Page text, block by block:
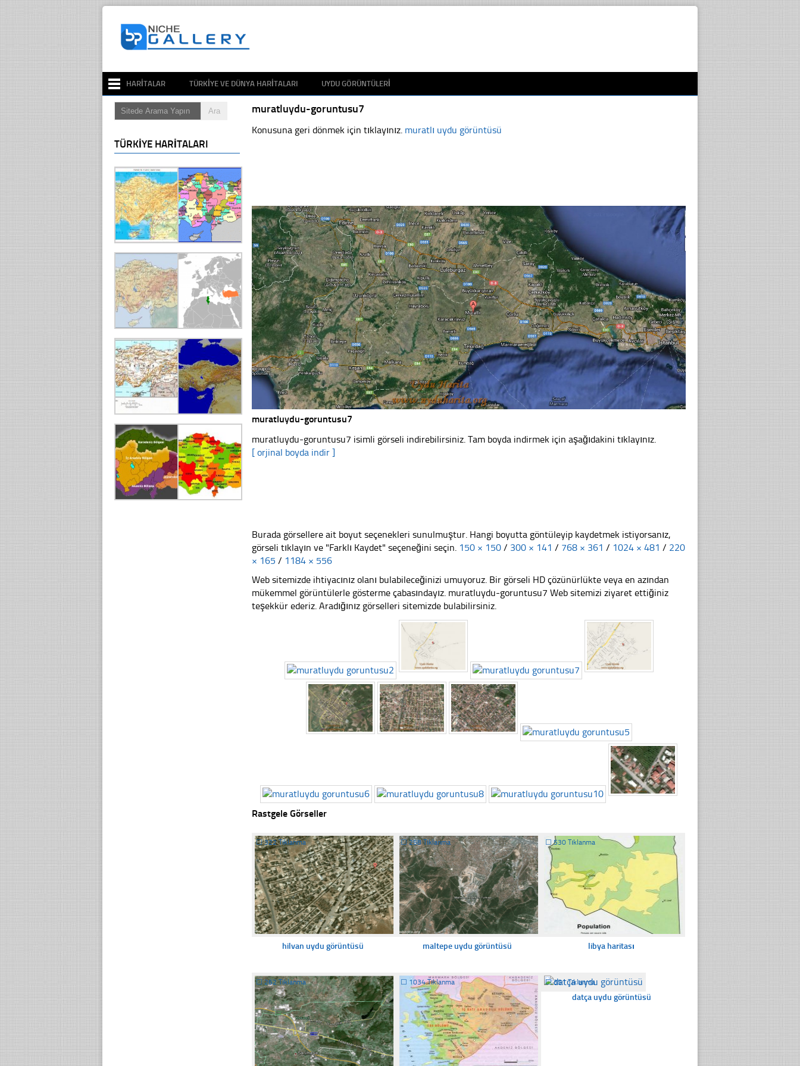
HARITALAR TÜRKIYE VE DÜNYA HARITALARI UYDU GÖRÜNTÜLERI
muratluydu-goruntusu7
Konusuna geri dönmek için tıklayınız. muratlı uydu görüntüsü
muratluydu-goruntusu7
muratluydu-goruntusu7 isimli görseli indirebilirsiniz. Tam boyda indirmek için aşağıdakini tıklayınız.
[ orjinal boyda indir ]
Burada görsellere ait boyut seçenekleri sunulmuştur. Hangi boyutta göntüleyip kaydetmek istiyorsanız,
görseli tıklayın ve "Farklı Kaydet" seçeneğini seçin. 150 × 150 / 300 × 141 / 768 × 361 / 1024 × 481 / 220
× 165 / 1184 × 556
Web sitemizde ihtiyacınız olanı bulabileceğinizi umuyoruz. Bir görseli HD çözünürlükte veya en azından
mükemmel görüntülerle gösterme çabasındayız. muratluydu-goruntusu7 Web sitemizi ziyaret ettiğiniz
teşekkür ederiz. Aradığınız görselleri sitemizde bulabilirsiniz.
Rastgele Görseller
☐322 Tıklanma
hilvan uydu görüntüsü
☐258 Tıklanma
maltepe uydu görüntüsü
☐530 Tıklanma
libya haritası
☐262 Tıklanma ☐ 1034 Tıklanma ☐351 Tıklanma
datça uydu görüntüsü
TÜRKIYE HARITALARI